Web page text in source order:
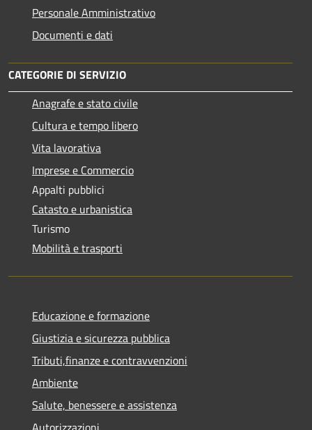
Personale Amministrativo
Documenti e dati
CATEGORIE DI SERVIZIO
Anagrafe e stato civile
Cultura e tempo libero
Vita lavorativa
Imprese e Commercio
Appalti pubblici
Catasto e urbanistica
Turismo
Mobilità e trasporti
Educazione e formazione
Giustizia e sicurezza pubblica
Tributi,finanze e contravvenzioni
Ambiente
Salute, benessere e assistenza